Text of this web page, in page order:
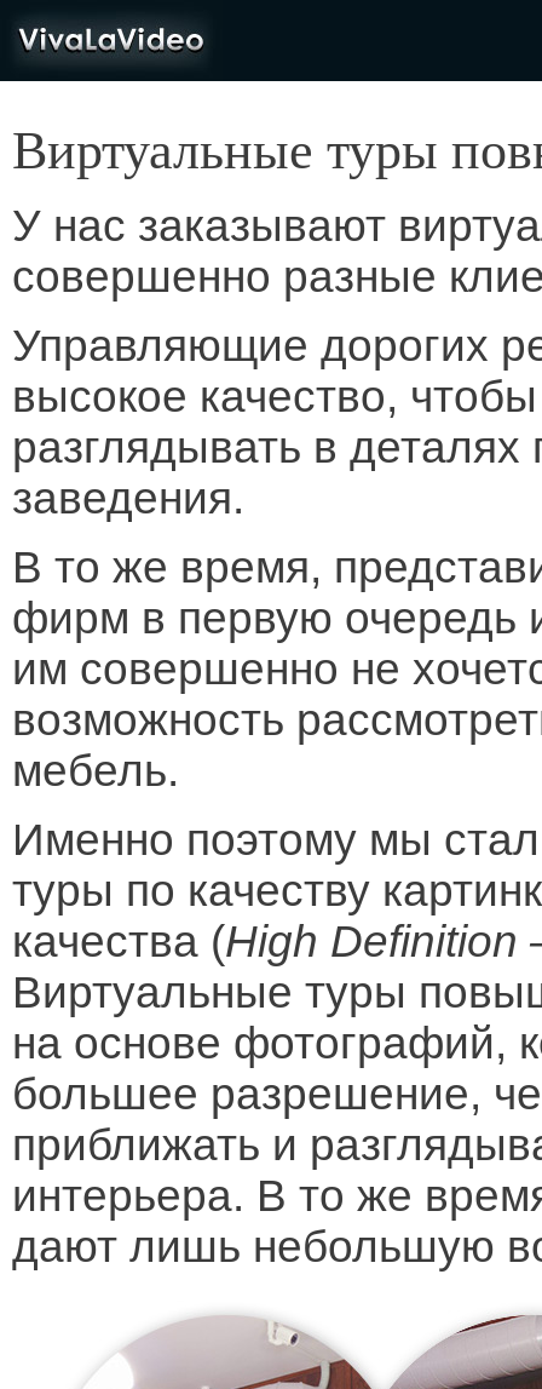
VivaLaVideo
Виртуальные туры
У нас заказывают
совершенно разные
Управляющие дорогих
высокое качество,
разглядывать в
заведения.
В то же время,
фирм в первую очередь
им совершенно не
возможность
мебель.
Именно поэтому мы
туры по качеству
качества (High
Виртуальные туры
на основе фотографий,
большее разрешение,
приближать и
интерьера. В то же
дают лишь небольшую